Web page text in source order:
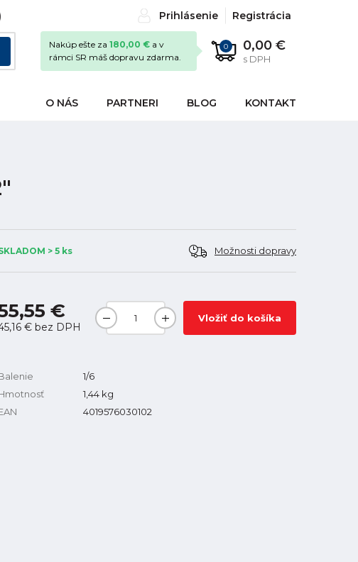
Prihlásenie Registrácia
0 0,00 €
s DPH
Nakúp ešte za 180,00 € a v
rámci SR máš dopravu zdarma.
O NÁS PARTNERI BLOG KONTAKT
> 5 ks Možnosti dopravy
€
€ bez DPH
Vložiť do košíka
1/6
1,44 kg
4019576030102